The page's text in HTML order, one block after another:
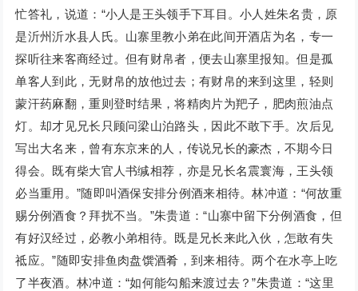
忙答礼，说道：“小人是王头领手下耳目。小人姓朱名贵，原
是沂州沂水县人氏。山寨里教小弟在此间开酒店为名，专一
探听往来客商经过。但有财帛者，便去山寨里报知。但是孤
单客人到此，无财帛的放他过去；有财帛的来到这里，轻则
蒙汗药麻翻，重则登时结果，将精肉片为羓子，肥肉煎油点
灯。却才见兄长只顾问梁山泊路头，因此不敢下手。次后见
写出大名来，曾有东京来的人，传说兄长的豪杰，不期今日
得会。既有柴大官人书缄相荐，亦是兄长名震寰海，王头领
必当重用。”随即叫酒保安排分例酒来相待。林冲道：“何故重
赐分例酒食？拜扰不当。”朱贵道：“山寨中留下分例酒食，但
有好汉经过，必教小弟相待。既是兄长来此入伙，怎敢有失
祗应。”随即安排鱼肉盘馔酒肴，到来相待。两个在水亭上吃
了半夜酒。林冲道：“如何能勾船来渡过去？”朱贵道：“这里